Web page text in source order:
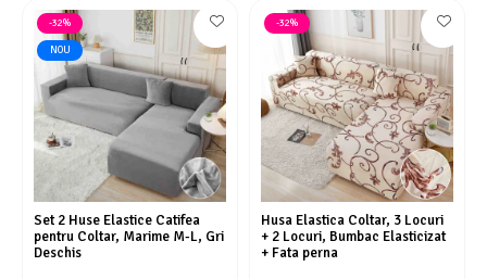
-32%
NOU
Set 2 Huse Elastice Catifea
pentru Coltar, Marime M-L, Gri
Deschis
-32%
Husa Elastica Coltar, 3 Locuri
+ 2 Locuri, Bumbac Elasticizat
+ Fata perna